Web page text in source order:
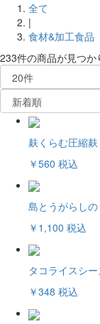
全て
|
食材&加工食品
233件の商品が見つか
麸くらむ圧縮
￥560 税込
島とうがらし
￥1,100 税込
タコライスシ
￥348 税込